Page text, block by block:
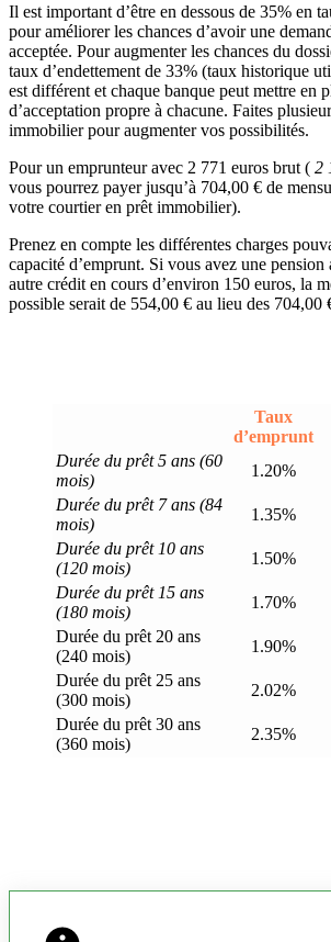
Il est important d’être en dessous de 35% en
pour améliorer les chances d’avoir une
acceptée. Pour augmenter les chances du
taux d’endettement de 33% (taux historique
est différent et chaque banque peut mettre en
d’acceptation propre à chacune. Faites
immobilier pour augmenter vos possibilités.
Pour un emprunteur avec 2 771 euros brut ( 2
vous pourrez payer jusqu’à 704,00 € de
votre courtier en prêt immobilier).
Prenez en compte les différentes charges
capacité d’emprunt. Si vous avez une
autre crédit en cours d’environ 150 euros, la
possible serait de 554,00 € au lieu des 704,00
Taux
d’emprunt
Durée du prêt 5 ans (60
mois)
1.20%
Durée du prêt 7 ans (84
mois)
1.35%
Durée du prêt 10 ans
(120 mois)
1.50%
Durée du prêt 15 ans
(180 mois)
1.70%
Durée du prêt 20 ans
(240 mois)
1.90%
Durée du prêt 25 ans
(300 mois)
2.02%
Durée du prêt 30 ans
(360 mois)
2.35%